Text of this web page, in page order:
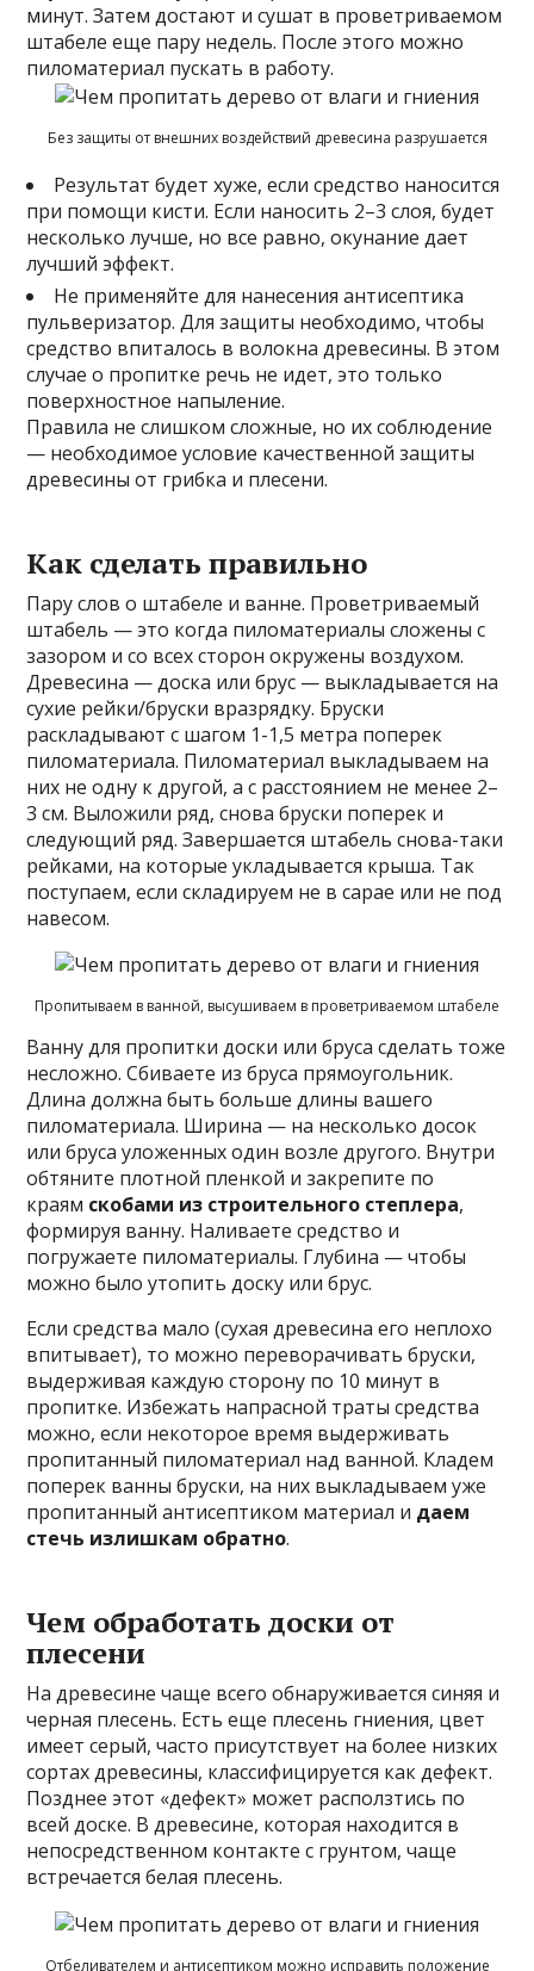
минут. Затем достают и сушат в проветриваемом
штабеле еще пару недель. После этого можно
пиломатериал пускать в работу.
Без защиты от внешних воздействий древесина разрушается
Результат будет хуже, если средство наносится
при помощи кисти. Если наносить 2–3 слоя, будет
несколько лучше, но все равно, окунание дает
лучший эффект.
Не применяйте для нанесения антисептика
пульверизатор. Для защиты необходимо, чтобы
средство впиталось в волокна древесины. В этом
случае о пропитке речь не идет, это только
поверхностное напыление.
Правила не слишком сложные, но их соблюдение
— необходимое условие качественной защиты
древесины от грибка и плесени.
Как сделать правильно
Пару слов о штабеле и ванне. Проветриваемый
штабель — это когда пиломатериалы сложены с
зазором и со всех сторон окружены воздухом.
Древесина — доска или брус — выкладывается на
сухие рейки/бруски вразрядку. Бруски
раскладывают с шагом 1-1,5 метра поперек
пиломатериала. Пиломатериал выкладываем на
них не одну к другой, а с расстоянием не менее 2–
3 см. Выложили ряд, снова бруски поперек и
следующий ряд. Завершается штабель снова-таки
рейками, на которые укладывается крыша. Так
поступаем, если складируем не в сарае или не под
навесом.
Пропитываем в ванной, высушиваем в проветриваемом штабеле
Ванну для пропитки доски или бруса сделать тоже
несложно. Сбиваете из бруса прямоугольник.
Длина должна быть больше длины вашего
пиломатериала. Ширина — на несколько досок
или бруса уложенных один возле другого. Внутри
обтяните плотной пленкой и закрепите по
краям скобами из строительного степлера,
формируя ванну. Наливаете средство и
погружаете пиломатериалы. Глубина — чтобы
можно было утопить доску или брус.
Если средства мало (сухая древесина его неплохо
впитывает), то можно переворачивать бруски,
выдерживая каждую сторону по 10 минут в
пропитке. Избежать напрасной траты средства
можно, если некоторое время выдерживать
пропитанный пиломатериал над ванной. Кладем
поперек ванны бруски, на них выкладываем уже
пропитанный антисептиком материал и даем
стечь излишкам обратно.
Чем обработать доски от
плесени
На древесине чаще всего обнаруживается синяя и
черная плесень. Есть еще плесень гниения, цвет
имеет серый, часто присутствует на более низких
сортах древесины, классифицируется как дефект.
Позднее этот «дефект» может расползтись по
всей доске. В древесине, которая находится в
непосредственном контакте с грунтом, чаще
встречается белая плесень.
Отбеливателем и антисептиком можно исправить положение